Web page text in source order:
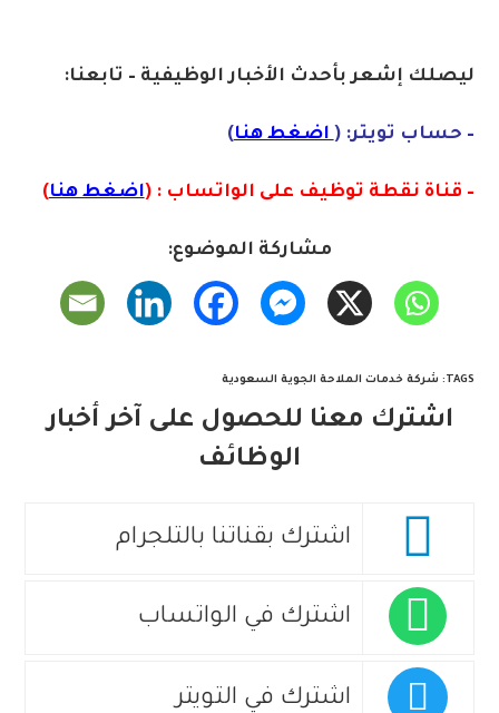
ليصلك إشعربأحدث الأخبار الوظيفية – تابعنا:
– حساب تويتر: (اضغط هنا)
– قناة نقطة توظيف على الواتساب : (اضغط هنا)
مشاركة الموضوع:
TAGS
: شركة خدمات الملاحة الجوية السعودية
اشترك معنا للحصول على آخر أخبار
الوظائف
اشترك بقناتنا بالتلجرام
اشترك في الواتساب
اشترك في التويتر